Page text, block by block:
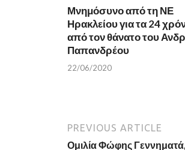
p
e
n
s
i
n
n
e
w
)
e
n
s
i
n
n
e
w
w
Μνημόσυνο από τη ΝΕ
Ηρακλείου για τα 24
από τον θάνατο του
Παπανδρέου
22/06/2020
PREVIOUS ARTICLE
Ομιλία Φώφης